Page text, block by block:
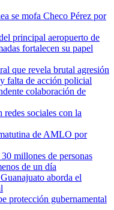
se mofa Checo Pérez por
principal aeropuerto de
fortalecen su papel
que revela brutal agresión
falta de acción policial
colaboración de
sociales con la
de AMLO por
millones de personas
de un día
aborda el
protección gubernamental